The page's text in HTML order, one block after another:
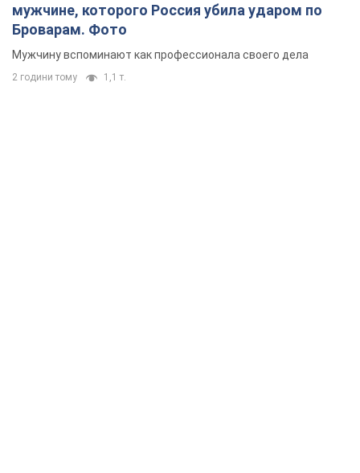
мужчине, которого Россия убила ударом по
Броварам. Фото
Мужчину вспоминают как профессионала своего дела
2 години тому 1,1 т.